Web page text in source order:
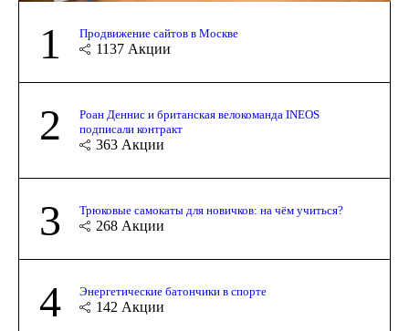
1 Продвижение сайтов в Москве
1137 Акции
2
Роан Деннис и британская велокоманда INEOS
подписали контракт
363 Акции
3 Трюковые самокаты для новичков: на чём учиться?
268 Акции
4 Энергетические батончики в спорте
142 Акции